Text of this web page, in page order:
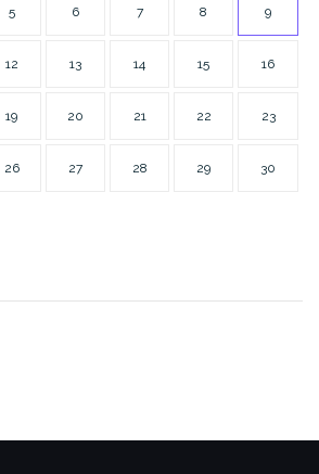
5 6 7 8 9
12 13 14 15 16
19 20 21 22 23
26 27 28 29 30